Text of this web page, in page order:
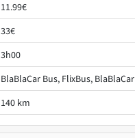
11.99€
33€
3h00
BlaBlaCar Bus, FlixBus, BlaBlaCar
140 km